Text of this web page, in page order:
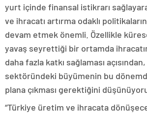
yurt içinde finansal istikrarı
ve ihracatı artırma odaklı
devam etmek önemli. Özellikle
yavaş seyrettiği bir ortamda
daha fazla katkı sağlaması
sektöründeki büyümenin bu
plana çıkması gerektiğini
“Türkiye üretim ve ihracata